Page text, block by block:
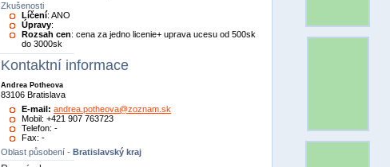
Zkušenosti
Líčení: ANO
Úpravy:
Rozsah cen: cena za jedno licenie+ uprava ucesu od 500sk
do 3000sk
Kontaktní informace
Andrea Potheova
83106 Bratislava
E-mail:andrea.potheova@zoznam.sk
Mobil: +421 907 763723
Telefon: -
Fax: -
Oblast působení - Bratislavský kraj